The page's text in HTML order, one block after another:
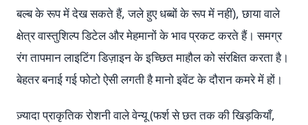
बल्ब के रूप में देख सकते हैं, जले हुए धब्बों के रूप में नहीं), छाया वाले
क्षेत्र वास्तुशिल्प डिटेल और मेहमानों के भाव प्रकट करते हैं। समग्र
रंग तापमान लाइटिंग डिज़ाइन के इच्छित माहौल को संरक्षित करता है।
बेहतर बनाई गई फोटो ऐसी लगती है मानो इवेंट के दौरान कमरे में हों।
ज़्यादा प्राकृतिक रोशनी वाले वेन्यू (फर्श से छत तक की खिड़कियाँ,